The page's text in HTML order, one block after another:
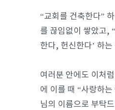
“교회를 건축한다”
를 끊임없이 쌓았고,
한다, 헌신한다’ 하
여러분 안에도 이처
에 이를 때 “사랑하
님의 이름으로 부탁